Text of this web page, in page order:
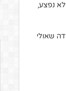
נפצע,
שאולי